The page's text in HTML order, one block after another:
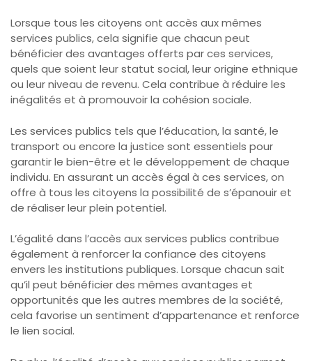
Lorsque tous les citoyens ont accès aux mêmes
services publics, cela signifie que chacun peut
bénéficier des avantages offerts par ces services,
quels que soient leur statut social, leur origine ethnique
ou leur niveau de revenu. Cela contribue à réduire les
inégalités et à promouvoir la cohésion sociale.
Les services publics tels que l’éducation, la santé, le
transport ou encore la justice sont essentiels pour
garantir le bien-être et le développement de chaque
individu. En assurant un accès égal à ces services, on
offre à tous les citoyens la possibilité de s’épanouir et
de réaliser leur plein potentiel.
L’égalité dans l’accès aux services publics contribue
également à renforcer la confiance des citoyens
envers les institutions publiques. Lorsque chacun sait
qu’il peut bénéficier des mêmes avantages et
opportunités que les autres membres de la société,
cela favorise un sentiment d’appartenance et renforce
le lien social.